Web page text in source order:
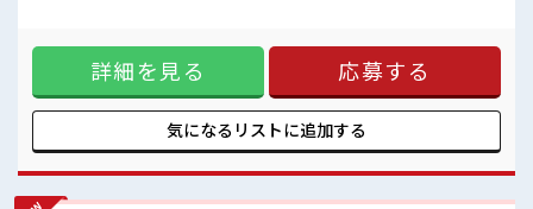
20代の若い世代がたくさん活躍中の活気ある職場！
ロッカーあり！
安心してお仕事に集中♪
クラク制服アリ≫ 制服があるので、 毎日の服装の悩み解消♪
≪未経験OKの仕事≫ 新しいことにチャレンジするのは不安だ
けど、 しっかり働く環境が整っています！ イチからスキル
UP・ステップUP目指していきましょう！ ≪自分に向いてい
る仕事が探せる≫ 困った事などがあれば、 担当がしっかりサ
ポートします！ ■職場の雰囲気 キバツ過ぎなければ髪色・髪
がたくさん活躍中の活気ある職場！ ロッカーあり！ 安心して
お仕事に集中♪
詳細を見る 応募する
気になるリストに追加する